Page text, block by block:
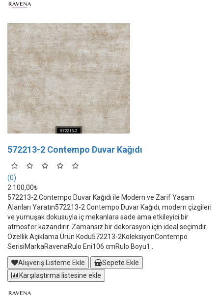
572213-2 Contempo Duvar Kağıdı
(0)
2.100,00₺
572213-2 Contempo Duvar Kağıdı ile Modern ve Zarif Yaşam
Alanları Yaratın572213-2 Contempo Duvar Kağıdı, modern çizgileri
ve yumuşak dokusuyla iç mekanlara sade ama etkileyici bir
atmosfer kazandırır. Zamansız bir dekorasyon için ideal seçimdir.
Özellik Açıklama Ürün Kodu572213-2KoleksiyonContempo
SerisiMarkaRavenaRulo Eni106 cmRulo Boyu1..
Alışveriş Listeme Ekle
Sepete Ekle
Karşılaştırma listesine ekle